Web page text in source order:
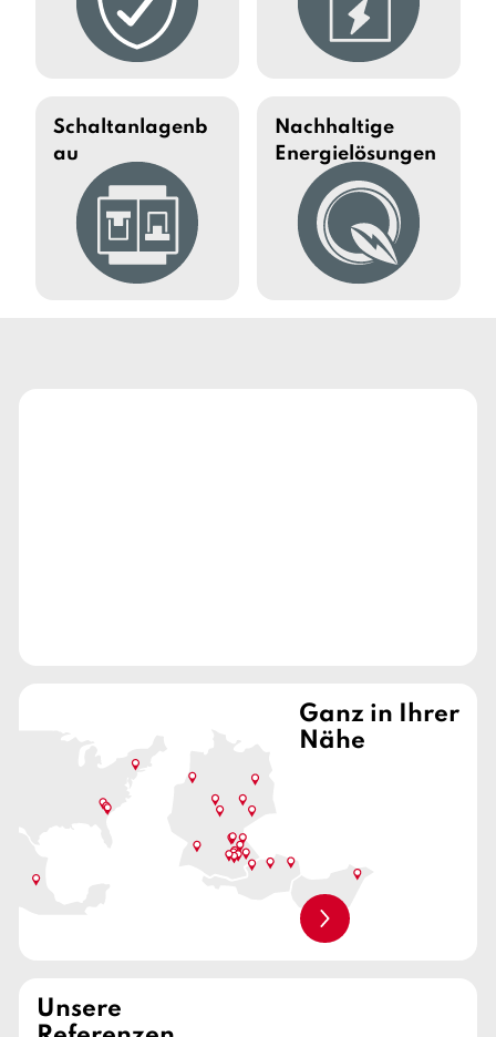
Schaltanlagenb
au
Nachhaltige
Energielösungen
Ganz in Ihrer
Nähe
weiterlesen
Unsere